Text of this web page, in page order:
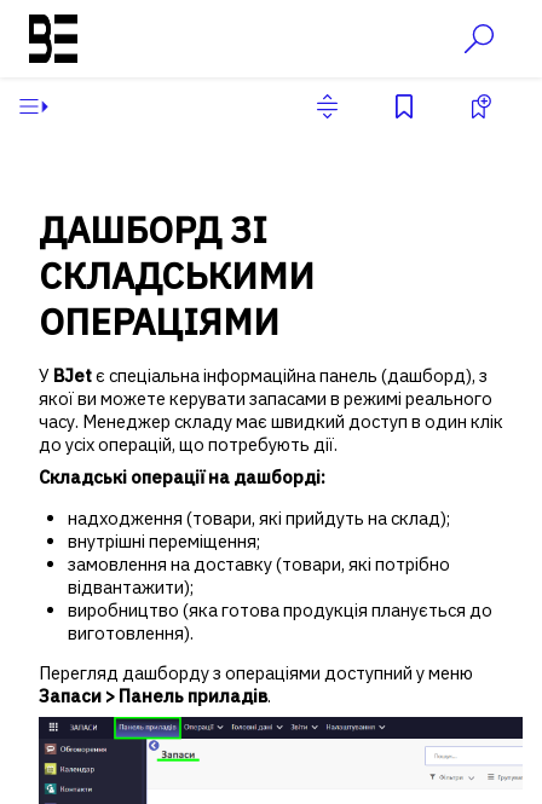
ДАШБОРД ЗІ
СКЛАДСЬКИМИ
ОПЕРАЦІЯМИ
У BJetє спеціальна інформаційна панель (дашборд), з
якої ви можете керувати запасами в режимі реального
часу. Менеджер складу має швидкий доступ в один клік
до усіх операцій, що потребують дії.
Складські операції на дашборді:
надходження (товари, які прийдуть на склад);
внутрішні переміщення;
замовлення на доставку (товари, які потрібно
відвантажити);
виробництво (яка готова продукція планується до
виготовлення).
Перегляд дашборду з операціями доступний у меню
Запаси > Панель приладів.